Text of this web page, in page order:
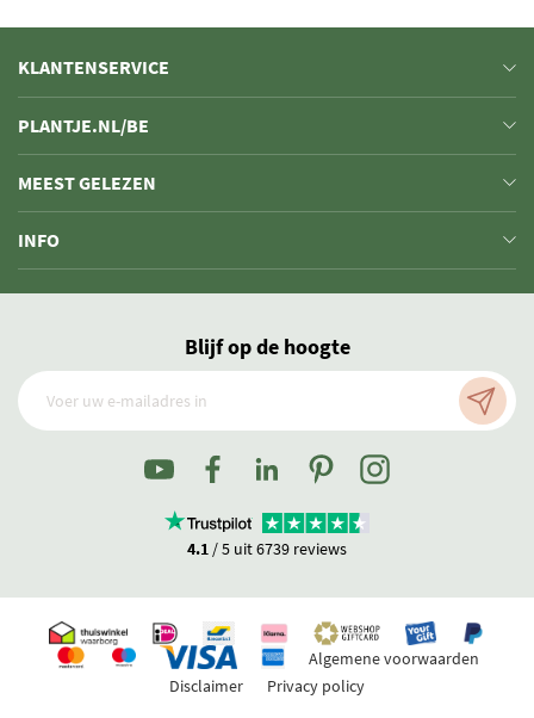
In winkelwagen
KLANTENSERVICE
PLANTJE.NL/BE
MEEST GELEZEN
INFO
Blijf op de hoogte
4.1 / 5 uit 6739 reviews
Algemene voorwaarden
Disclaimer
Privacy policy